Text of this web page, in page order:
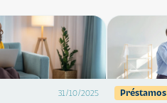
31/10/2025 Préstamos